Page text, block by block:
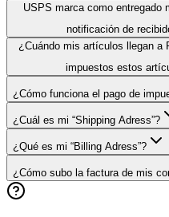
USPS marca como entregado
notificación de
¿Cuándo mis artículos llegan a
impuestos estos
¿Cómo funciona el pago de
¿Cuál es mi “Shipping Adress”?
¿Qué es mi “Billing Adress”?
¿Cómo subo la factura de mis